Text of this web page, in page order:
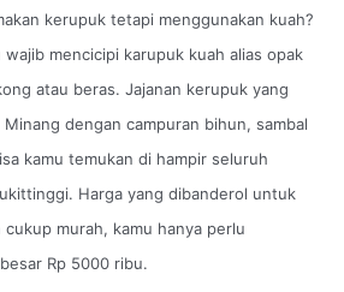
kerupuk tetapi menggunakan kuah?
wajib mencicipi karupuk kuah alias opak
atau beras. Jajanan kerupuk yang
dengan campuran bihun, sambal
kamu temukan di hampir seluruh
Harga yang dibanderol untuk
murah, kamu hanya perlu
Rp 5000 ribu.